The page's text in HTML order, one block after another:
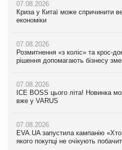
07.08.2026
Криза у Китаї може спричинити
економіки
07.08.2026
Розмитнення «з коліс» та крос-
рішення допомагають бізнесу
07.08.2026
ICE BOSS цього літа! Новинка
вже у VARUS
07.08.2026
EVA.UA запустила кампанію
якого покупці не очікують
07.08.2026
ICE BOSS цього літа! Новинка
07.08.2026
EVA.UA запустила кампанію «Хто
06.08.2026
Смачна новинка для хвостатих: у
05.08.2026
Мережа супермаркетів VARUS
07.08.2026
Криза у Китаї може спричинити
економіки
07.08.2026
Kraft Heinz скоротила збиток у
Продажі Hugo Boss впали на 9%